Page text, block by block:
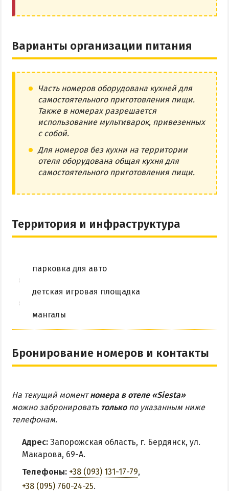
Варианты организации питания
Часть номеров оборудована кухней для
самостоятельного приготовления пищи.
Также в номерах разрешается
использование мультиварок, привезенных
с собой.
Для номеров без кухни на территории
отеля оборудована общая кухня для
самостоятельного приготовления пищи.
Территория и инфраструктура
парковка для авто
детская игровая площадка
мангалы
Бронирование номеров и контакты
На текущий моментномера в отеле «Siesta»
можно забронировать толькопо указанным ниже
телефонам.
Адрес: Запорожская область, г. Бердянск, ул.
Макарова, 69-А.
Телефоны: +38 (093) 131-17-79,
+38 (095) 760-24-25.